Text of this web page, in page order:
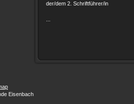
der/dem 2. Schriftführer/in
Eisenbach